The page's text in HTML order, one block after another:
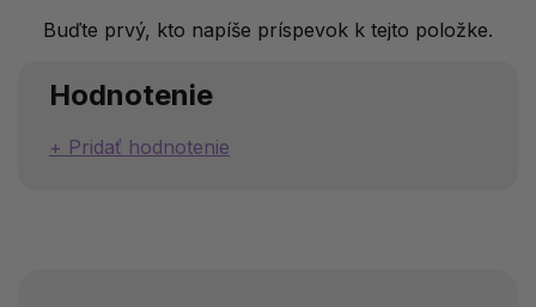
Buďte prvý, kto napíše príspevok k tejto položke.
Hodnotenie
Pridať hodnotenie